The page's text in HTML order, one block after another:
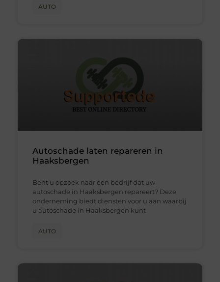
AUTO
Autoschade laten repareren in
Haaksbergen
Bent u opzoek naar een bedrijf dat uw
autoschade in Haaksbergen repareert? Deze
onderneming biedt diensten voor u aan waarbij
u autoschade in Haaksbergen kunt
AUTO